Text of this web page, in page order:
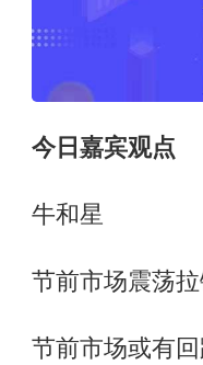
今日嘉宾观点
牛和星
节前市场震荡
节前市场或有